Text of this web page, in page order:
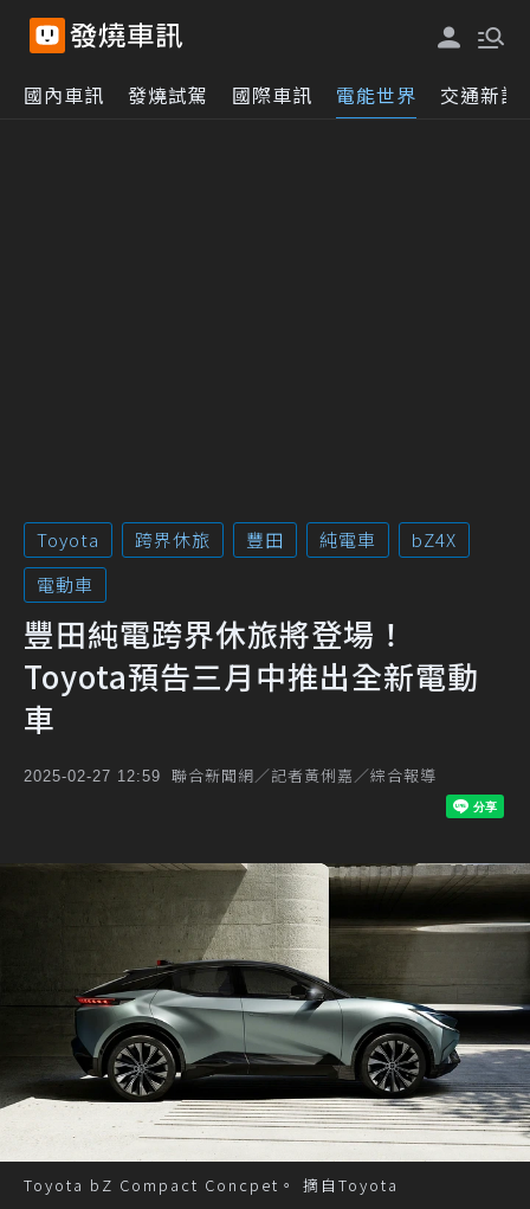
國內車訊 發燒試駕 國際車訊 電能世界 交通新訊
Toyota 跨界休旅 豐田 純電車
bZ4X
電動車
豐田純電跨界休旅將登場！
Toyota預告三月中推出全新電動
車
2025-02-27 12:59 聯合新聞網／記者黃俐嘉／綜合報導
Toyota bZ Compact Concpet。 摘自Toyota